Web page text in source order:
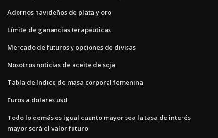
Adornos navideños de plata y oro
Límite de ganancias terapéuticas
Mercado de futuros y opciones de divisas
Nosotros noticias de aceite de soja
Tabla de índice de masa corporal femenina
Euros a dolares usd
Todo lo demás es igual cuanto mayor sea la tasa de interés
mayor será el valor futuro